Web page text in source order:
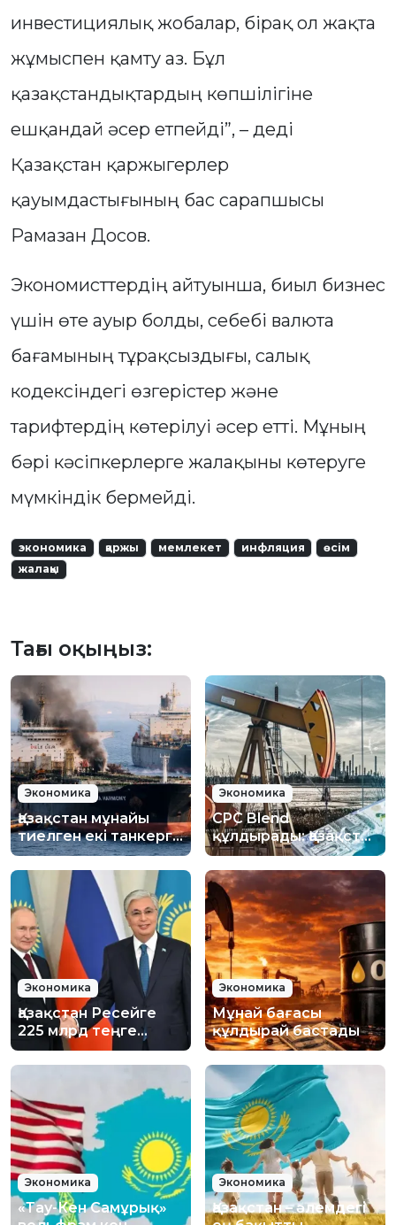
инвестициялық жобалар, бірақ ол жақта
жұмыспен қамту аз. Бұл
қазақстандықтардың көпшілігіне
ешқандай әсер етпейді”, – деді
Қазақстан қаржыгерлер
қауымдастығының бас сарапшысы
Рамазан Досов.
Экономисттердің айтуынша, биыл бизнес
үшін өте ауыр болды, себебі валюта
бағамының тұрақсыздығы, салық
кодексіндегі өзгерістер және
тарифтердің көтерілуі әсер етті. Мұның
бәрі кәсіпкерлерге жалақыны көтеруге
мүмкіндік бермейді.
экономика қаржы мемлекет инфляция
өсім
жалақы
Тағы оқыңыз:
Экономика
Қазақстан мұнайы
тиелген екі танкерге
шабуыл жасалды:
Министрліктер не
дейді?
Экономика
CPC Blend
құлдырады: Қазақстан
мұнайы наурыздан
бергі ең төменгі
бағаға түсті
Экономика
Қазақстан Ресейге
225 млрд теңге
қарыз береді
Экономика
Мұнай бағасы
құлдырай бастады
Экономика
«Тау-Кен Самұрық»
Экономика
Қазақстан – әлемдегі